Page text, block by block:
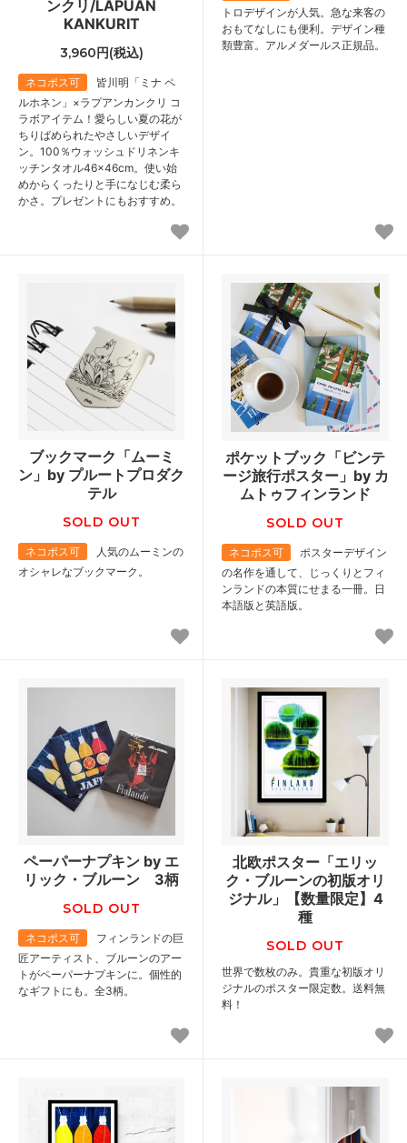
ンクリ/LAPUAN
KANKURIT
3,960円(税込)
ネコポス可
皆川明「ミナ ペ
ルホネン」×ラプアンカンクリ コ
ラボアイテム！愛らしい夏の花が
ちりばめられたやさしいデザイ
ン。100％ウォッシュドリネンキ
ッチンタオル46×46cm。使い始
めからくったりと手になじむ柔ら
かさ。プレゼントにもおすすめ。
トロデザインが人気。急な来客の
おもてなしにも便利。デザイン種
類豊富。アルメダールス正規品。
ブックマーク「ムーミ
ン」by プルートプロダク
テル
SOLD OUT
ネコポス可
人気のムーミンの
オシャレなブックマーク。
ポケットブック「ビンテ
ージ旅行ポスター」by カ
ムトゥフィンランド
SOLD OUT
ネコポス可
ポスターデザイン
の名作を通して、じっくりとフィ
ンランドの本質にせまる一冊。日
本語版と英語版。
ペーパーナプキン by エ
リック・ブルーン 3柄
SOLD OUT
ネコポス可
フィンランドの巨
匠アーティスト、ブルーンのアー
トがペーパーナプキンに。個性的
なギフトにも。全3柄。
北欧ポスター「エリッ
ク・ブルーンの初版オリ
ジナル」【数量限定】4
種
SOLD OUT
世界で数枚のみ。貴重な初版オリ
ジナルのポスター限定数。送料無
料！